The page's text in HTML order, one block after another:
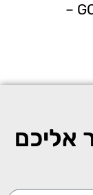
אליכם